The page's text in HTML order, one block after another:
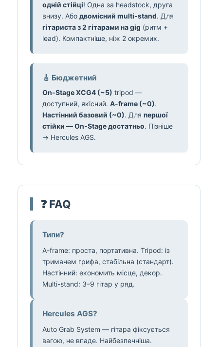
одній стійці! Одна за headstock, друга
внизу. Або двомісний multi-stand. Для
гітариста з 2 гітарами на gig (ритм +
lead). Компактніше, ніж 2 окремих.
🎸 Бюджетний
On-Stage XCG4 (~5) tripod —
доступний, якісний. A-frame (~0).
Настінний базовий (~0). Для першої
стійки — On-Stage достатньо. Пізніше
→ Hercules AGS.
❓ FAQ
Типи?
A-frame: проста, портативна. Tripod: із
тримачем грифа, стабільна (стандарт).
Настінний: економить місце, декор.
Multi-stand: 3–9 гітар у ряд.
Hercules AGS?
Auto Grab System — гітара фіксується
вагою, не впаде. Найбезпечніша.